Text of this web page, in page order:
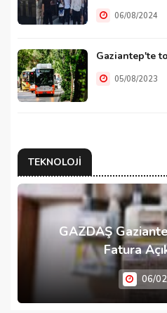
06/08/2024
Gaziantep'te
05/08/2023
TEKNOLOJI
GAZDAŞ
Fatura
06/